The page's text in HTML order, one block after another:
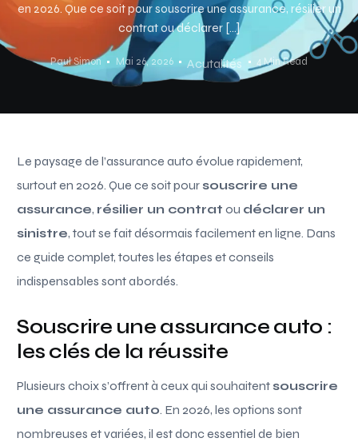
en 2026. Que ce soit pour souscrire une assurance, résilier un
contrat ou déclarer […]
Paul Simon Mai 26, 2026 Acutalités 4 Min Read
Le paysage de l’assurance auto évolue rapidement,
surtout en 2026. Que ce soit pour souscrire une
assurance, résilier un contrat ou déclarer un
sinistre, tout se fait désormais facilement en ligne. Dans
ce guide complet, toutes les étapes et conseils
indispensables sont abordés.
Souscrire une assurance auto :
les clés de la réussite
Plusieurs choix s’offrent à ceux qui souhaitent souscrire
une assurance auto. En 2026, les options sont
nombreuses et variées, il est donc essentiel de bien